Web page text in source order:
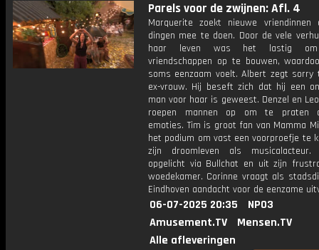
Parels voor de zwijnen: Afl. 4
Marquerite zoekt nieuwe vriendinnen
dingen mee te doen. Door de vele
haar leven was het lastig om
vriendschappen op te bouwen,
soms eenzaam voelt. Albert zegt sorry
ex-vrouw. Hij beseft zich dat hij een
man voor haar is geweest. Denzel en
roepen mannen op om te praten
emoties. Tim is groot fan van Mamma
het podium om vast een voorproefje te
zijn droomleven als
opgelicht via Bullchat en uit zijn
woedekamer. Corinne vraagt als
Eindhoven aandacht voor de eenzame
06-07-2025 20:35
NPO3
Amusement.TV
Mensen.TV
Alle afleveringen